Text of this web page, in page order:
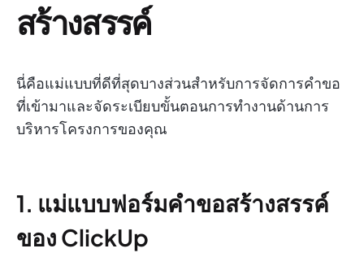
สร้างสรรค์
นี่คือแม่แบบที่ดีที่สุดบางส่วนสำหรับการจัดการคำขอ
ที่เข้ามาและจัดระเบียบขั้นตอนการทำงานด้านการ
บริหารโครงการของคุณ
1. แม่แบบฟอร์มคำขอสร้างสรรค์
ของ ClickUp